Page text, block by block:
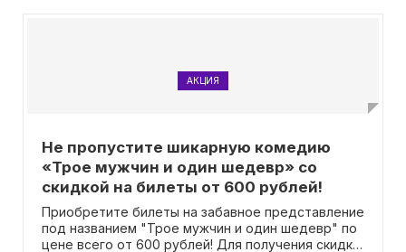
АКЦИЯ
Не пропустите шикарную комедию
«Трое мужчин и один шедевр» со
скидкой на билеты от 600 рублей!
Приобретите билеты на забавное представление
под названием "Трое мужчин и один шедевр" по
цене всего от 600 рублей! Для получения скидки